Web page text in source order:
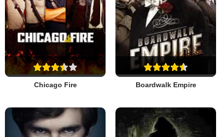
Chicago Fire Boardwalk Empire